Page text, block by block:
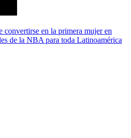
en la primera mujer en
de la NBA para toda Latinoamérica